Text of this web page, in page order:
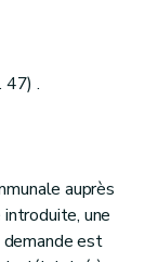
47) .
auprès
une
est